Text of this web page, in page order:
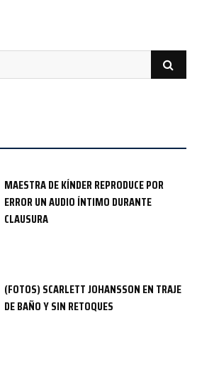
MAESTRA DE KÍNDER REPRODUCE POR
ERROR UN AUDIO ÍNTIMO DURANTE
CLAUSURA
(FOTOS) SCARLETT JOHANSSON EN TRAJE
DE BAÑO Y SIN RETOQUES